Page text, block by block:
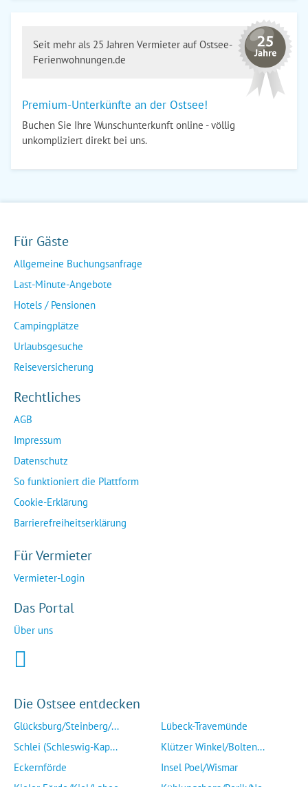
Seit mehr als 25 Jahren Vermieter auf Ostsee-
Ferienwohnungen.de
Premium-Unterkünfte an der Ostsee!
Buchen Sie Ihre Wunschunterkunft online - völlig
unkompliziert direkt bei uns.
Für Gäste
Allgemeine Buchungsanfrage
Last-Minute-Angebote
Hotels / Pensionen
Campingplätze
Urlaubsgesuche
Reiseversicherung
Rechtliches
AGB
Impressum
Datenschutz
So funktioniert die Plattform
Cookie-Erklärung
Barrierefreiheitserklärung
Für Vermieter
Vermieter-Login
Das Portal
Über uns
Die Ostsee entdecken
Glücksburg/Steinberg/...
Schlei (Schleswig-Kap...
Eckernförde
Lübeck-Travemünde
Klützer Winkel/Bolten...
Insel Poel/Wismar